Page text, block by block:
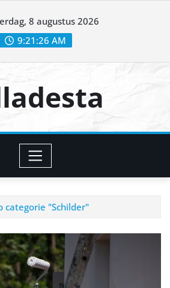
8 augustus 2026
9:21:26 AM
categorie "Schilder"